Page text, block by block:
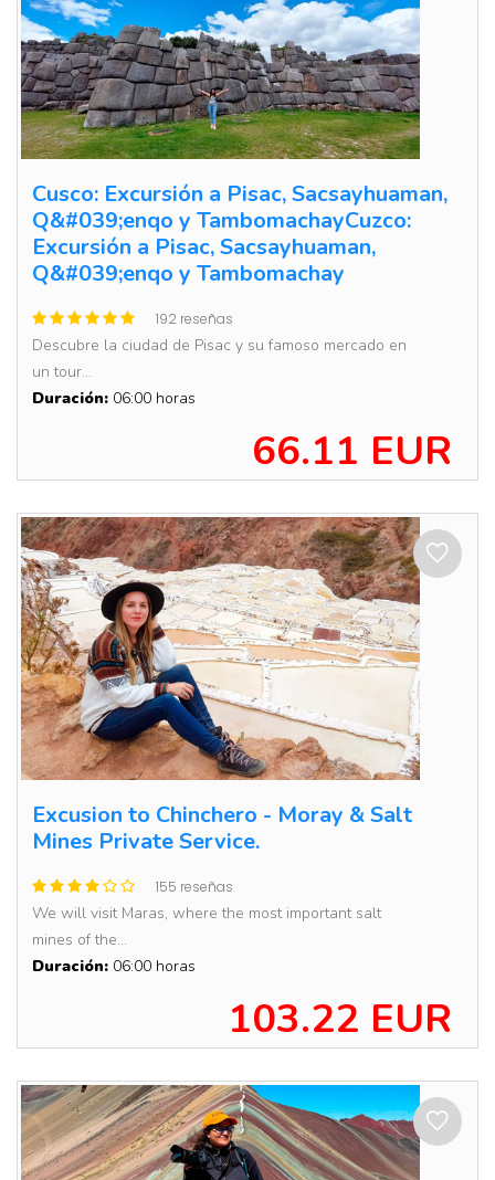
Cusco: Excursión a Pisac, Sacsayhuaman,
Q&#039;enqo y TambomachayCuzco:
Excursión a Pisac, Sacsayhuaman,
Q&#039;enqo y Tambomachay
192 reseñas
Descubre la ciudad de Pisac y su famoso mercado en
un tour...
Duración: 06:00 horas
66.11 EUR
Excusion to Chinchero - Moray & Salt
Mines Private Service.
155 reseñas
We will visit Maras, where the most important salt
mines of the...
Duración: 06:00 horas
103.22 EUR